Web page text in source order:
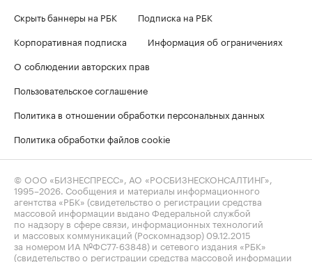
Скрыть баннеры на РБК
Подписка на РБК
Корпоративная подписка
Информация об ограничениях
О соблюдении авторских прав
Пользовательское соглашение
Политика в отношении обработки персональных данных
Политика обработки файлов cookie
© ООО «БИЗНЕСПРЕСС», АО «РОСБИЗНЕСКОНСАЛТИНГ»,
1995–2026 . Сообщения и материалы информационного
агентства «РБК» (свидетельство о регистрации средства
массовой информации выдано Федеральной службой
по надзору в сфере связи, информационных технологий
и массовых коммуникаций (Роскомнадзор) 09.12.2015
за номером ИА №ФС77-63848) и сетевого издания «РБК»
(свидетельство о регистрации средства массовой информации